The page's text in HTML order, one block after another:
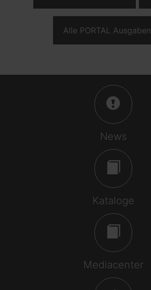
Alle PORTAL Ausgaben
News
Kataloge
Mediacenter